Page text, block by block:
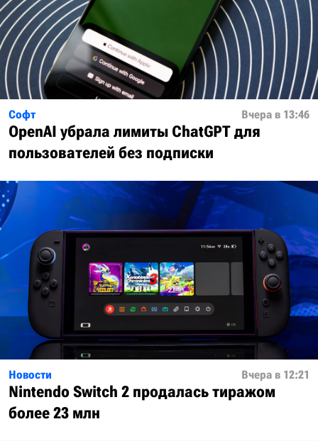
Софт Вчера в 13:46
OpenAI убрала лимиты ChatGPT для
пользователей без подписки
Новости Вчера в 12:21
Nintendo Switch 2 продалась тиражом
более 23 млн